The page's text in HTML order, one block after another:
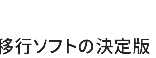
行ソフトの決定版